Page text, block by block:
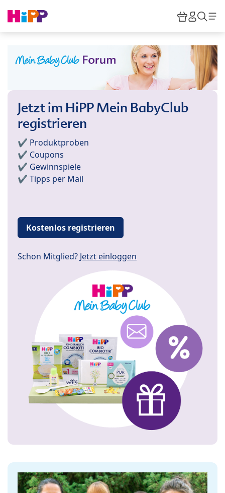
HiPP
Jetzt im HiPP Mein BabyClub
registrieren
✔️ Produktproben
✔️ Coupons
✔️ Gewinnspiele
✔️ Tipps per Mail
Kostenlos registrieren
Schon Mitglied? Jetzt einloggen